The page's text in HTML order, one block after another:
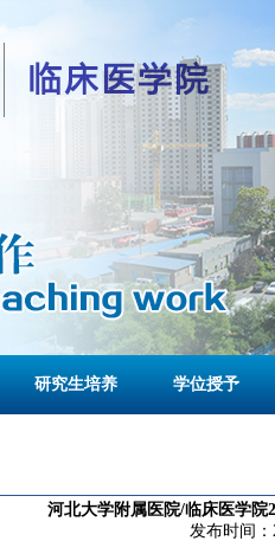
研究生培养 学位授予
河北大学附属医院/临床医学院
发布时间：